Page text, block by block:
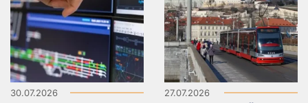
30.07.2026 27.07.2026